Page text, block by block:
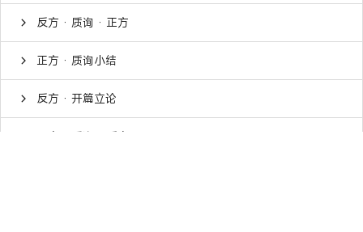
反方 · 质询 · 正方
正方 · 质询小结
反方 · 开篇立论
正方 · 质询 · 反方